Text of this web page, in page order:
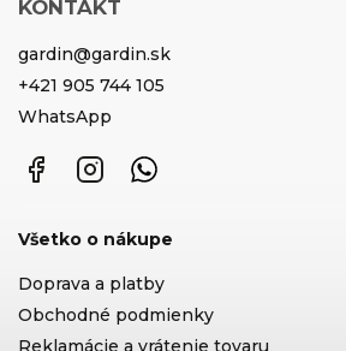
KONTAKT
gardin@gardin.sk
+421 905 744 105
WhatsApp
FacebookInstagram
Všetko o nákupe
Doprava a platby
Obchodné podmienky
Reklamácie a vrátenie tovaru